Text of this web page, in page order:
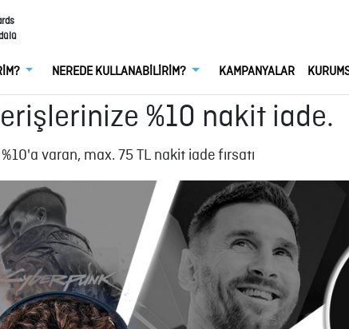
NEREDE KULLANABİLİRİM? KAMPANYALAR
%10 nakit iade.
varan, max. 75 TL nakit iade fırsatı